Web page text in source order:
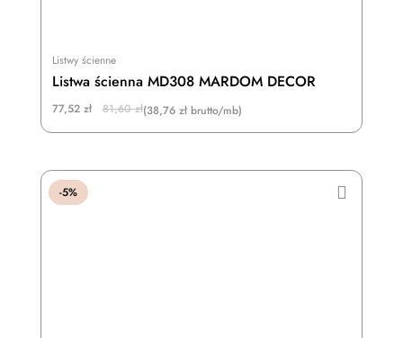
Listwy ścienne
Listwa ścienna MD308 MARDOM DECOR
81,60zł
Original
77,52 zł
Current
(38,76 zł brutto/mb)
-5%